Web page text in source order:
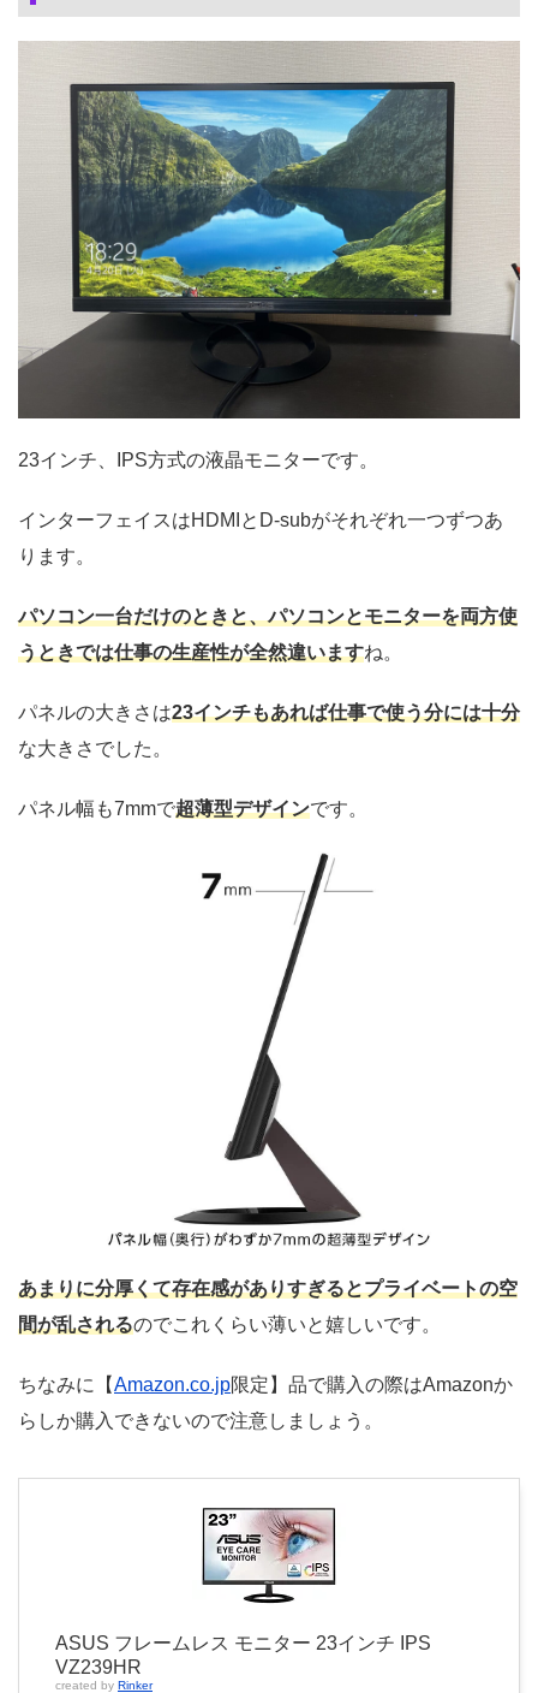
23インチ、IPS方式の液晶モニターです。
インターフェイスはHDMIとD-subがそれぞれ一つずつあ
ります。
パソコン一台だけのときと、パソコンとモニターを両方使
うときでは仕事の生産性が全然違いますね。
パネルの大きさは23インチもあれば仕事で使う分には十分
な大きさでした。
パネル幅も7mmで超薄型デザインです。
あまりに分厚くて存在感がありすぎるとプライベートの空
間が乱されるのでこれくらい薄いと嬉しいです。
ちなみに【Amazon.co.jp限定】品で購入の際はAmazonか
らしか購入できないので注意しましょう。
ASUS フレームレス モニター 23インチ IPS
VZ239HR
created by Rinker